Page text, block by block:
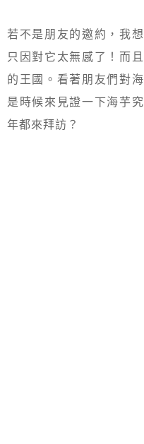
若不是朋友的邀約，我
只因對它太無感了！而
的王國。看著朋友們對
是時候來見證一下海芋
年都來拜訪？